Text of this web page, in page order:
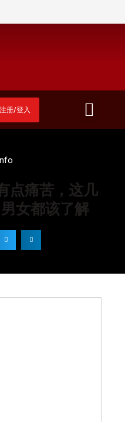
注册/登入
点痛苦，这几
女都该了解